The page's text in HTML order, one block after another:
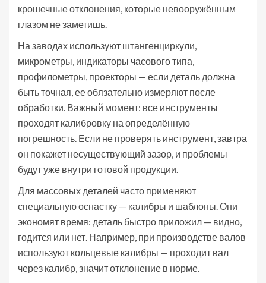
крошечные отклонения, которые невооружённым
глазом не заметишь.
На заводах используют штангенциркули,
микрометры, индикаторы часового типа,
профилометры, проекторы — если деталь должна
быть точная, ее обязательно измеряют после
обработки. Важный момент: все инструменты
проходят калибровку на определённую
погрешность. Если не проверять инструмент, завтра
он покажет несуществующий зазор, и проблемы
будут уже внутри готовой продукции.
Для массовых деталей часто применяют
специальную оснастку — калибры и шаблоны. Они
экономят время: деталь быстро приложил — видно,
годится или нет. Например, при производстве валов
используют кольцевые калибры — проходит вал
через калибр, значит отклонение в норме.